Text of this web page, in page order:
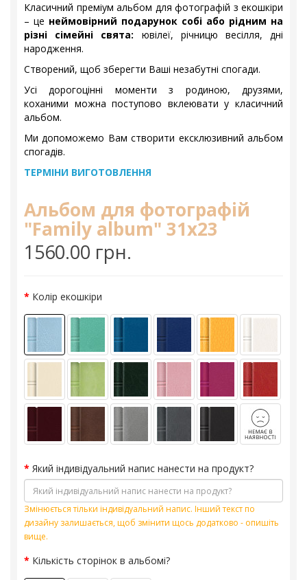
Класичний преміум альбом для фотографій з екошкіри
– це неймовірний подарунок собі або рідним на
різні сімейні свята: ювілеї, річницю весілля, дні
народження.
Створений, щоб зберегти Ваші незабутні спогади.
Усі дорогоцінні моменти з родиною, друзями,
коханими можна поступово вклеювати у класичний
альбом.
Ми допоможемо Вам створити ексклюзивний альбом
спогадів.
ТЕРМІНИ ВИГОТОВЛЕННЯ
Альбом для фотографій
"Family album" 31х23
1560.00 грн.
Колір екошкіри
Який індивідуальний напис нанести на продукт?
Змінюється тільки індивідуальний напис. Інший текст по
дизайну залишається, щоб змінити щось додатково - опишіть
вище.
Кількість сторінок в альбомі?